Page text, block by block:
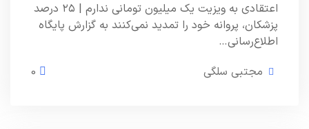
اعتقادی به ویزیت یک میلیون تومانی ندارم | ۲۵ درصد
پزشکان، پروانه خود را تمدید نمی‌کنند به گزارش پایگاه
اطلاع‌رسانی…
مجتبی سلگی